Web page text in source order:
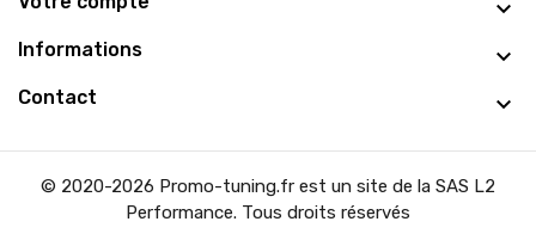
Informations
Contact
© 2020-2026 Promo-tuning.fr est un site de la SAS L2
Performance. Tous droits réservés